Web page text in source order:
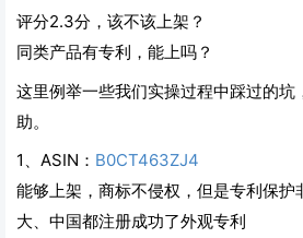
评分2.3分，该不该上架？
同类产品有专利，能上吗？
这里例举一些我们实操过程中踩过的坑
助。
1、 ASIN： B0CT463ZJ4
能够上架，商标不侵权，但是专利保护
大、中国都注册成功了外观专利